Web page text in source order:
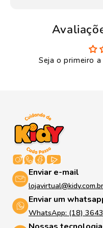
Seja o primeiro
Enviar e-mail
lojavirtual@kidy.com.br
Enviar um
WhatsApp: (18)